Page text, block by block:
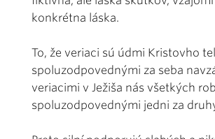
konkrétna láska.
To, že veriaci sú údmi Kristovho
spoluzodpovednými za seba
veriacimi v Ježiša nás všetkých
spoluzodpovednými jedni za